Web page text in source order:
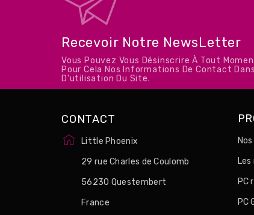
Recevoir Notre NewsLetter
Vous Pouvez Vous Désinscrire À Tout
Pour Cela Nos Informations De Contact
D'utilisation Du Site.
CONTACT
Little Phoenix
29 rue Charles de Coulomb
56230 Questembert
France
PC
PC